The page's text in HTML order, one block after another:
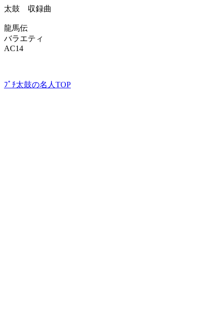
太鼓 収録曲
龍馬伝
バラエティ
AC14
ﾌﾟﾁ太鼓の名人TOP